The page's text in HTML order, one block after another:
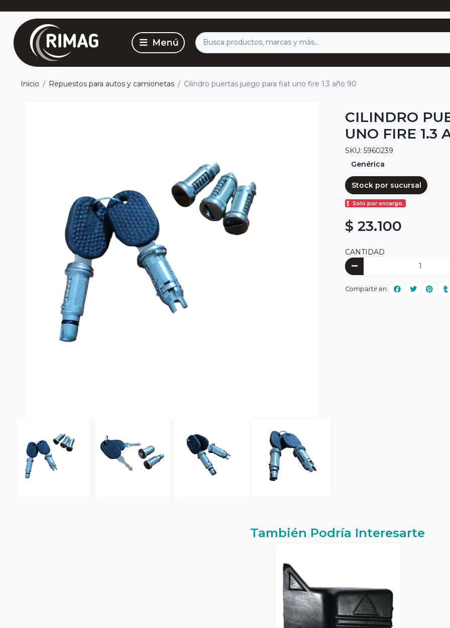
Inicio Repuestos para autos y camionetas Cilindro puertas juego para fiat uno fire 1.3 año 90
CILINDRO
UNO FIRE 1.3
SKU: 5960239
Genérica
Stock por sucursal
Solo por encargo.
$ 23.100
CANTIDAD
Compartir en:
También Podría Interesarte